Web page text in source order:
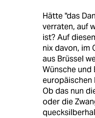
Hätte "das
verraten, auf
ist? Auf
nix davon, im
aus Brüssel
Wünsche und
europäischen
Ob das nun
oder die